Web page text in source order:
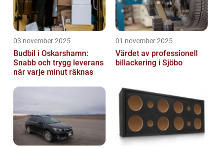
03 november 2025
Budbil i Oskarshamn:
Snabb och trygg leverans
när varje minut räknas
01 november 2025
Värdet av professionell
billackering i Sjöbo